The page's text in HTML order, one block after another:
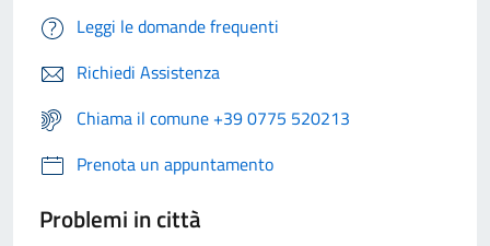
Leggi le domande frequenti
Richiedi Assistenza
Chiama il comune +39 0775 520213
Prenota un appuntamento
Problemi in città